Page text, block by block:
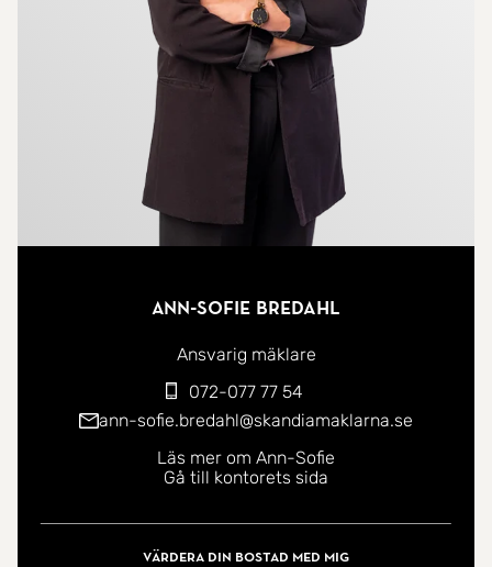
och rymmer kök med matplats, vardagsrum samt
två sovrum. För gäster eller extra utrymme finns
dessutom ett separat gästrum i gästhuset.
På fastigheten finns även carport och praktiska
förrådsutrymmen. Fastigheten är ansluten till
kommunalt vatten och avlopp samt fiber.
ICA-butik, förskola och friskola samt ett engagerat
föreningsliv. Härifrån tar ni er enkelt vidare med
buss till både Höör och Hörby, där goda
pendlingsmöjligheter finns mot Lund och Malmö.
Med bil når ni Lund på cirka 30 minuter via E22.
Ta gärna del av filmen i annonsen för att få en
bättre känsla av området och miljön.
Ann-Sofie Bredahl
Ansvarig mäklare
072-077 77 54
ann-sofie.bredahl@skandiamaklarna.se
Läs mer om Ann-Sofie
Gå till kontorets sida
Värdera din bostad med mig